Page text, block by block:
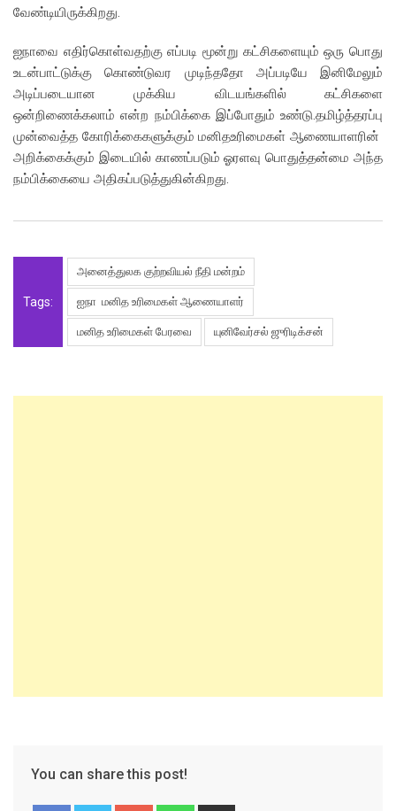
வேண்டியிருக்கிறது.
ஐநாவை எதிர்கொள்வதற்கு எப்படி மூன்று கட்சிகளையும் ஒரு பொது
உடன்பாட்டுக்கு கொண்டுவர முடிந்ததோ அப்படியே இனிமேலும்
அடிப்படையான முக்கிய விடயங்களில் கட்சிகளை
ஒன்றிணைக்கலாம் என்ற நம்பிக்கை இப்போதும் உண்டு.தமிழ்த்தரப்பு
முன்வைத்த கோரிக்கைகளுக்கும் மனிதஉரிமைகள் ஆணையாளரின்
அறிக்கைக்கும் இடையில் காணப்படும் ஓரளவு பொதுத்தன்மை அந்த
நம்பிக்கையை அதிகப்படுத்துகின்கிறது.
Tags:
அனைத்துலக குற்றவியல் நீதி மன்றம்
ஐநா மனித உரிமைகள் ஆணையாளர்
மனித உரிமைகள் பேரவை யுனிவேர்சல் ஜுரிடிக்சன்
You can share this post!